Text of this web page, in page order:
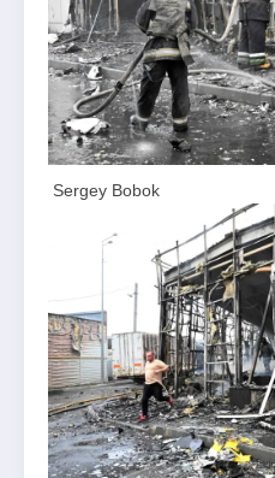
Sergey Bobok